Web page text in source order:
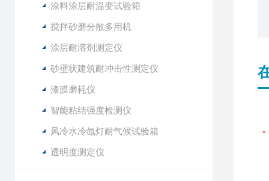
涂料涂层耐温变试验箱
搅拌砂磨分散多用机
涂层耐溶剂测定仪
砂壁状建筑耐冲击性测定仪
漆膜磨耗仪
智能粘结强度检测仪
风冷水冷氙灯耐气候试验箱
透明度测定仪